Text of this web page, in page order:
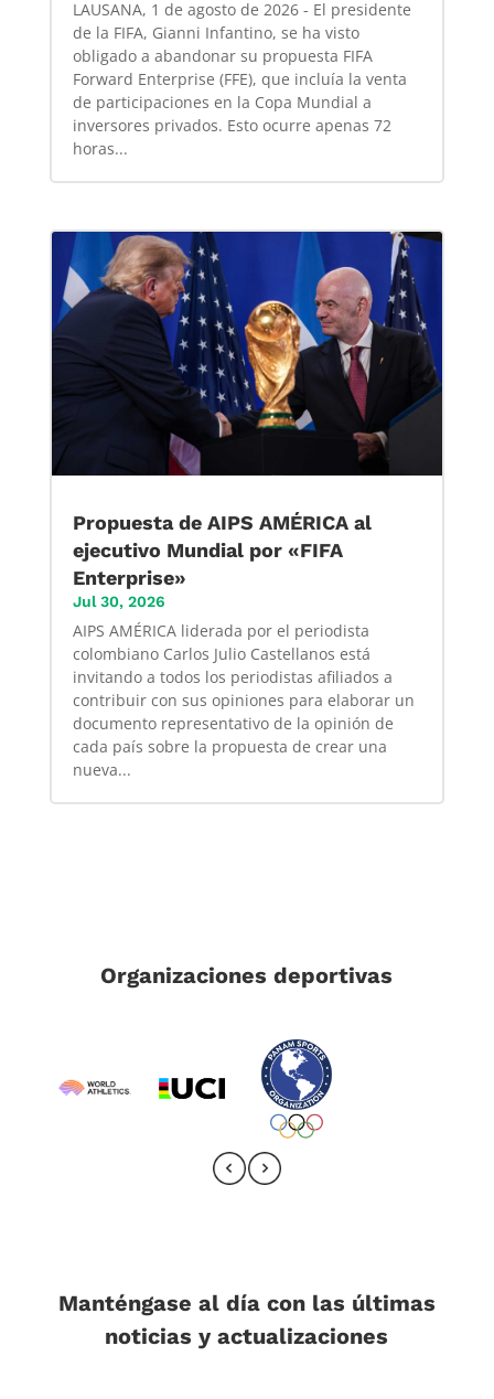
LAUSANA, 1 de agosto de 2026 - El presidente
de la FIFA, Gianni Infantino, se ha visto
obligado a abandonar su propuesta FIFA
Forward Enterprise (FFE), que incluía la venta
de participaciones en la Copa Mundial a
inversores privados. Esto ocurre apenas 72
horas...
Propuesta de AIPS AMÉRICA al
ejecutivo Mundial por «FIFA
Enterprise»
Jul 30, 2026
AIPS AMÉRICA liderada por el periodista
colombiano Carlos Julio Castellanos está
invitando a todos los periodistas afiliados a
contribuir con sus opiniones para elaborar un
documento representativo de la opinión de
cada país sobre la propuesta de crear una
nueva...
Organizaciones deportivas
Manténgase al día con las últimas
noticias y actualizaciones